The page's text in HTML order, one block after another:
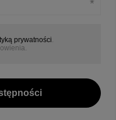
prywatności